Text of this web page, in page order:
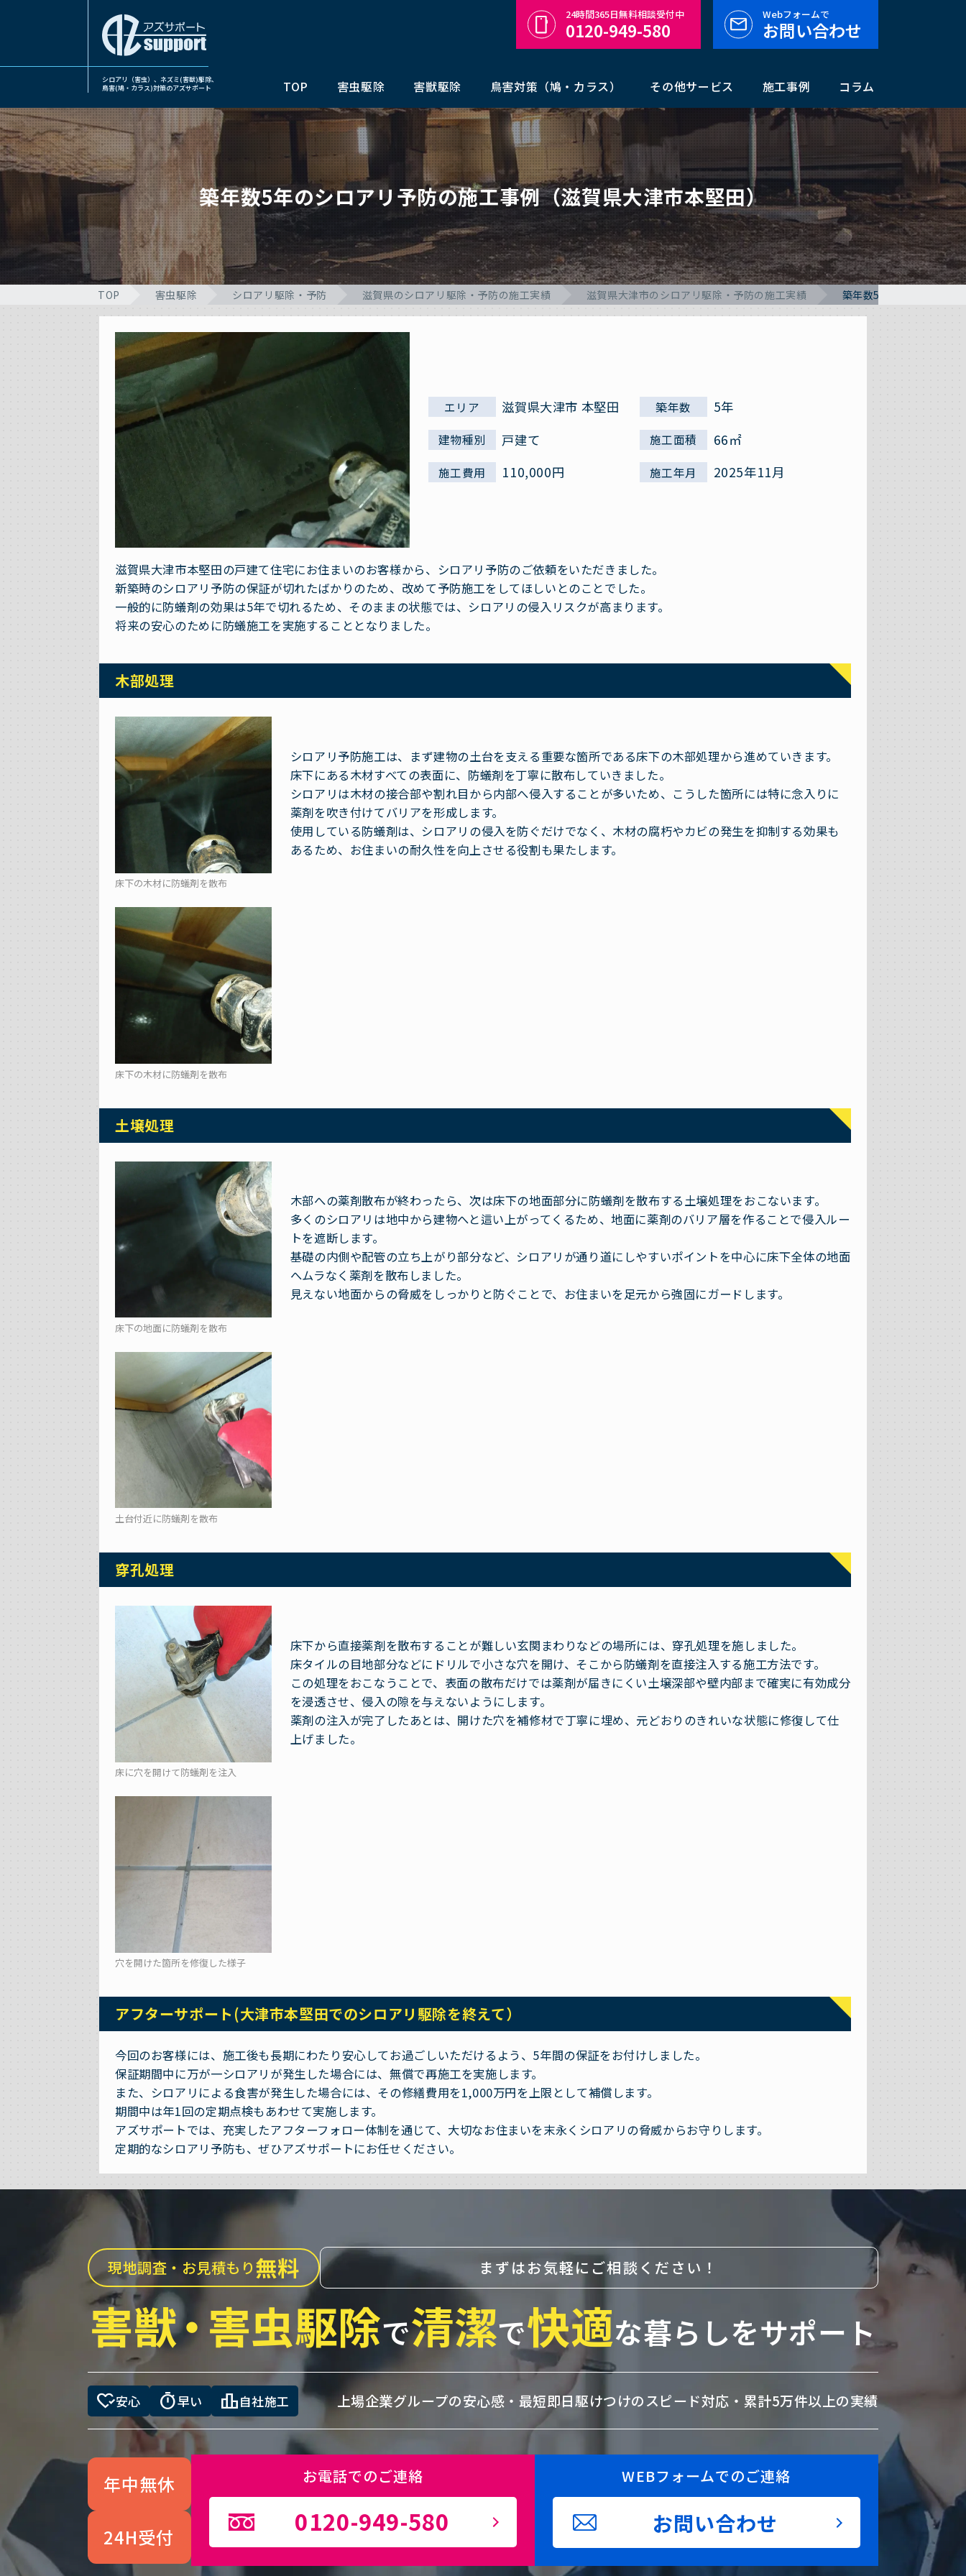
シロアリ（害虫）、ネズミ(害獣)駆除、
鳥害(鳩・カラス)対策のアズサポート
TOP 害虫駆除 害獣駆除 鳥害対策（鳩・カラス） その他サービス 施工事例 コラム
24時間365日無料相談受付中
0120-949-580
Webフォームで
お問い合わせ
築年数5年のシロアリ予防の施工事例（滋賀県大津市本堅田）
TOP 害虫駆除 シロアリ駆除・予防 滋賀県のシロアリ駆除・予防の施工実績 滋賀県大津市のシロアリ駆除・予防の施工実績 築年数5年のシロアリ予
エリア 滋賀県大津市 本堅田 築年数 5年
建物種別 戸建て 施工面積 66㎡
施工費用 110,000円 施工年月 2025年11月
滋賀県大津市本堅田の戸建て住宅にお住まいのお客様から、シロアリ予防のご依頼をいただきました。
新築時のシロアリ予防の保証が切れたばかりのため、改めて予防施工をしてほしいとのことでした。
一般的に防蟻剤の効果は5年で切れるため、そのままの状態では、シロアリの侵入リスクが高まります。
将来の安心のために防蟻施工を実施することとなりました。
木部処理
床下の木材に防蟻剤を散布
シロアリ予防施工は、まず建物の土台を支える重要な箇所である床下の木部処理から進めていきます。
床下にある木材すべての表面に、防蟻剤を丁寧に散布していきました。
シロアリは木材の接合部や割れ目から内部へ侵入することが多いため、こうした箇所には特に念入りに
薬剤を吹き付けてバリアを形成します。
使用している防蟻剤は、シロアリの侵入を防ぐだけでなく、木材の腐朽やカビの発生を抑制する効果も
あるため、お住まいの耐久性を向上させる役割も果たします。
床下の木材に防蟻剤を散布
土壌処理
床下の地面に防蟻剤を散布
木部への薬剤散布が終わったら、次は床下の地面部分に防蟻剤を散布する土壌処理をおこないます。
多くのシロアリは地中から建物へと這い上がってくるため、地面に薬剤のバリア層を作ることで侵入ルー
トを遮断します。
基礎の内側や配管の立ち上がり部分など、シロアリが通り道にしやすいポイントを中心に床下全体の地面
へムラなく薬剤を散布しました。
見えない地面からの脅威をしっかりと防ぐことで、お住まいを足元から強固にガードします。
土台付近に防蟻剤を散布
穿孔処理
床に穴を開けて防蟻剤を注入
床下から直接薬剤を散布することが難しい玄関まわりなどの場所には、穿孔処理を施しました。
床タイルの目地部分などにドリルで小さな穴を開け、そこから防蟻剤を直接注入する施工方法です。
この処理をおこなうことで、表面の散布だけでは薬剤が届きにくい土壌深部や壁内部まで確実に有効成分
を浸透させ、侵入の隙を与えないようにします。
薬剤の注入が完了したあとは、開けた穴を補修材で丁寧に埋め、元どおりのきれいな状態に修復して仕
上げました。
穴を開けた箇所を修復した様子
アフターサポート(大津市本堅田でのシロアリ駆除を終えて）
今回のお客様には、施工後も長期にわたり安心してお過ごしいただけるよう、5年間の保証をお付けしました。
保証期間中に万が一シロアリが発生した場合には、無償で再施工を実施します。
また、シロアリによる食害が発生した場合には、その修繕費用を1,000万円を上限として補償します。
期間中は年1回の定期点検もあわせて実施します。
アズサポートでは、充実したアフターフォロー体制を通じて、大切なお住まいを末永くシロアリの脅威からお守りします。
定期的なシロアリ予防も、ぜひアズサポートにお任せください。
現地調査・お見積もり無料 まずはお気軽にご相談ください！
害獣・害虫駆除で清潔で快適な暮らしをサポート
heart_check安心 timer早い leaderboard自社施工 上場企業グループの安心感・ 最短即日駆けつけのスピード対応・ 累計5万件以上の実績
年中無休
24H受付
お電話でのご連絡
0120-949-580
WEBフォームでのご連絡
お問い合わせ